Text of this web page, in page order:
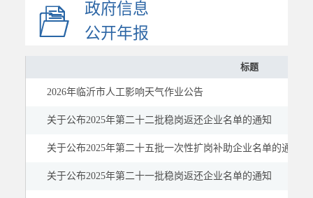
建议提案
政府信息
公开年报
标题
2026年临沂市人工影响天气作业公告
关于公布2025年第二十二批稳岗返还企业名单的通知
关于公布2025年第二十五批一次性扩岗补助企业名单的通知
关于公布2025年第二十一批稳岗返还企业名单的通知